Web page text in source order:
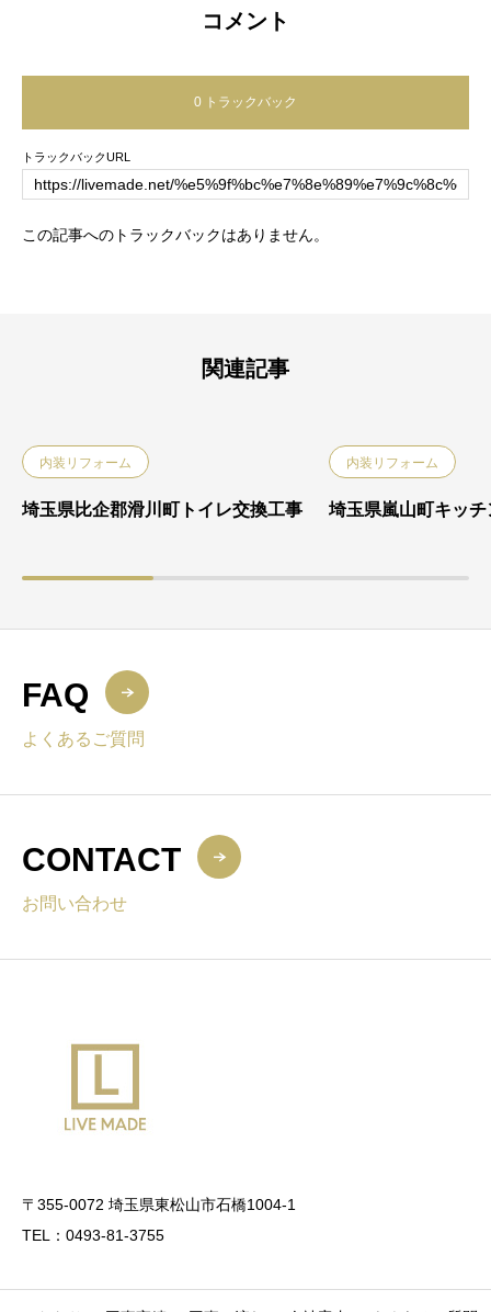
コメント
0 トラックバック
トラックバックURL
この記事へのトラックバックはありません。
関連記事
内装リフォーム
埼玉県比企郡滑川町トイレ交換工事
内装リフォーム
埼玉県嵐山町キッ
FAQ
よくあるご質問
CONTACT
お問い合わせ
〒355-0072 埼玉県東松山市石橋1004-1
TEL：0493-81-3755